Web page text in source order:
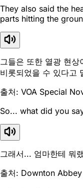
They also said the
parts hitting the
그들은 또한 열광 현
비롯되었을 수 있다고
출처: VOA Special
So... what did you
그래서... 엄마한테 뭐
출처: Downton